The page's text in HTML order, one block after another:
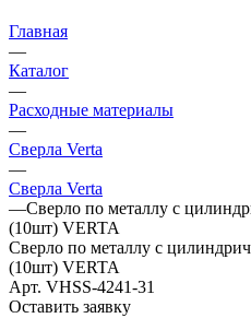
Главная
—
Каталог
—
Расходные материалы
—
Сверла Verta
—
Сверла Verta
—Сверло по металлу с
(10шт) VERTA
Сверло по металлу с
(10шт) VERTA
Арт. VHSS-4241-31
Оставить заявку